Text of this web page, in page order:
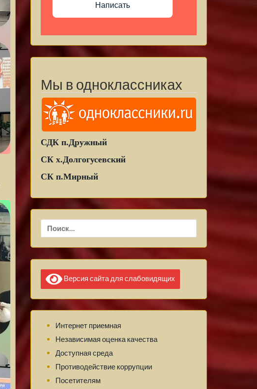
Написать
Мы в одноклассниках
СДК п.Дружный
СК х.Долгогусевский
СК п.Мирный
Найти:
Версия сайта для слабовидящих
Интернет приемная
Независимая оценка качества
Доступная среда
Противодействие коррупции
Посетителям